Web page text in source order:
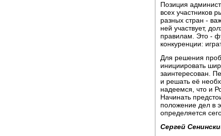
Позиция
всех участников
разных стран -
ней участвует,
правилам. Это -
конкуренции:
Для решения
инициировать
заинтересован.
и решать её
надеемся, что и
Начинать
положение дел в
определяется
Сергей